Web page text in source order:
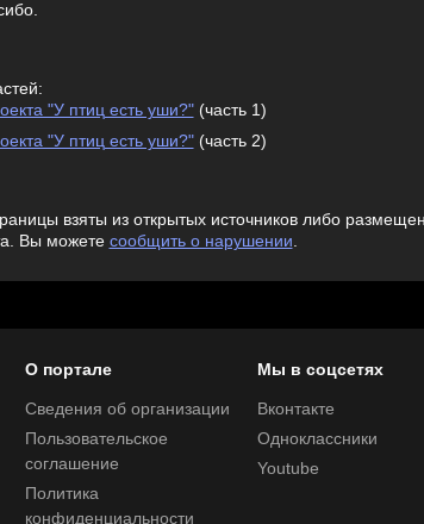
"У птиц есть уши?"(часть 1)
"У птиц есть уши?"(часть 2)
взяты из открытых источников либо
Вы можете сообщить о нарушении.
О портале
Сведения об организации
Пользовательское
соглашение
Политика
конфиденциальности
Мы в соцсетях
Вконтакте
Одноклассники
Youtube